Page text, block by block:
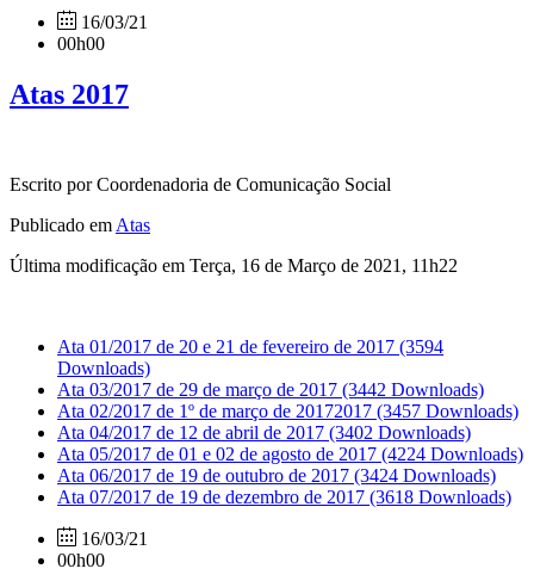
16/03/21
00h00
Atas 2017
Escrito por Coordenadoria de Comunicação Social
Publicado emAtas
Última modificação em Terça, 16 de Março de 2021, 11h22
Ata 01/2017 de 20 e 21 de fevereiro de 2017 (3594
Downloads)
Ata 03/2017 de 29 de março de 2017 (3442 Downloads)
Ata 02/2017 de 1º de março de 20172017 (3457 Downloads)
Ata 04/2017 de 12 de abril de 2017 (3402 Downloads)
Ata 05/2017 de 01 e 02 de agosto de 2017 (4224 Downloads)
Ata 06/2017 de 19 de outubro de 2017 (3424 Downloads)
Ata 07/2017 de 19 de dezembro de 2017 (3618 Downloads)
16/03/21
00h00